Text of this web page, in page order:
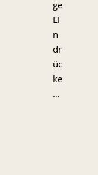
ge
Ei
n
dr
üc
ke
…